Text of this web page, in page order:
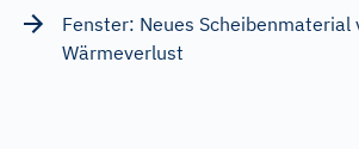
Fenster: Neues Scheibenmaterial
Wärmeverlust